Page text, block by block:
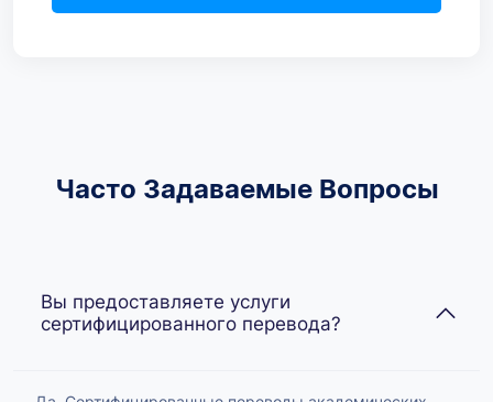
Часто Задаваемые Вопросы
Вы предоставляете услуги
сертифицированного перевода?